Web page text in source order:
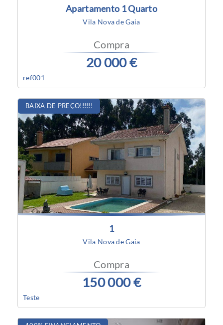
Apartamento 1 Quarto
Vila Nova de Gaia
Compra
20 000 €
ref001
BAIXA DE PREÇO!!!!!!
1
Vila Nova de Gaia
Compra
150 000 €
Teste